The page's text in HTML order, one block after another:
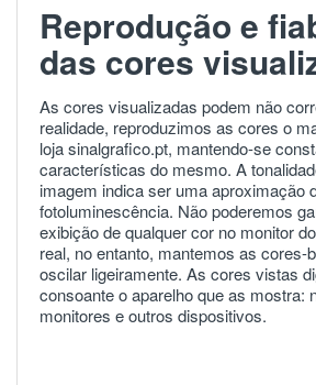
Reprodução e
das cores
As cores visualizadas podem não
realidade, reproduzimos as cores o
loja sinalgrafico.pt, mantendo-se
características do mesmo. A
imagem indica ser uma aproximação
fotoluminescência. Não poderemos
exibição de qualquer cor no monitor
real, no entanto, mantemos as cores-
oscilar ligeiramente. As cores vistas
consoante o aparelho que as mostra:
monitores e outros dispositivos.